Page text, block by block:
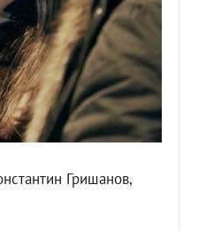
Гришанов,